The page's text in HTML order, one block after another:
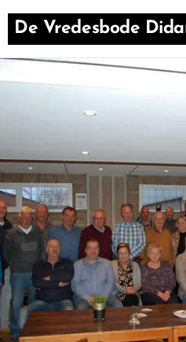
De Vredesbode